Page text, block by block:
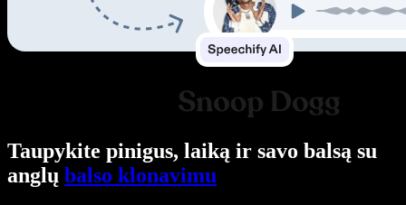
Taupykite pinigus, laiką ir savo balsą su
anglų balso klonavimu